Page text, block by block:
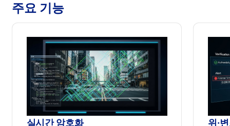
주요 기능
실시간 암호화 위·